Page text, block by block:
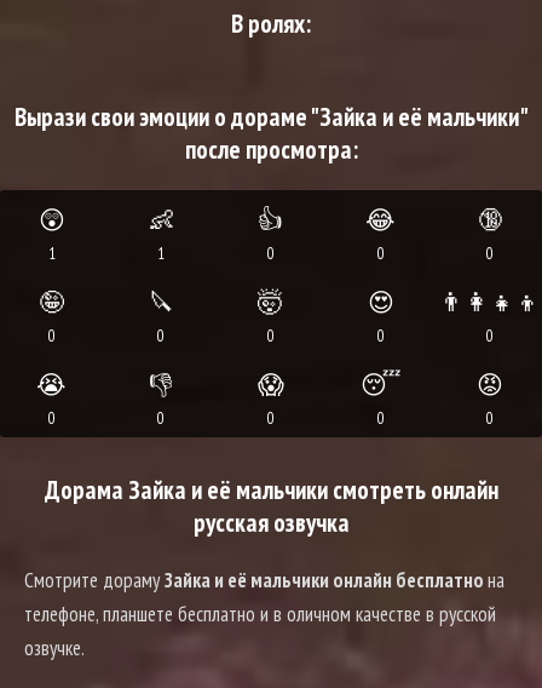
В ролях:
Вырази свои эмоции о дораме "Зайка и её мальчики"
после просмотра:
😲
1
👶
1
👍
0
😂
0
🔞
0
🤪
0
🔪
0
🤯
0
😍
0
👨‍👩‍👧‍👦
0
😭
0
👎
0
😱
0
😴
0
😡
0
Дорама Зайка и её мальчики смотреть онлайн
русская озвучка
Смотрите дорамуЗайка и её мальчики онлайн бесплатнона
телефоне, планшете бесплатно и в оличном качестве в русской
озвучке.